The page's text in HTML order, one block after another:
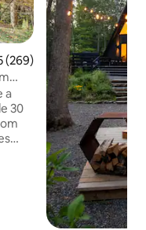
uma avaliação média de
(269)
a
30